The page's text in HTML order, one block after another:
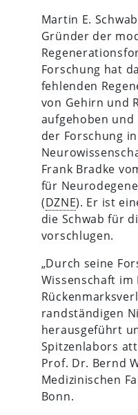
Martin E.
Gründer der
Forschung hat
fehlenden
von Gehirn und
aufgehoben
der Forschung
Frank Bradke
für
(DZNE). Er ist
die Schwab für
vorschlugen.
„Durch seine
Wissenschaft im
randständigen
herausgeführt
Spitzenlabors
Prof. Dr. Bernd
Medizinischen
Bonn.